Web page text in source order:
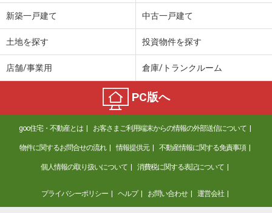
新築一戸建て 中古一戸建て
土地を探す 投資物件を探す
店舗/事業用 倉庫/トランクルーム
PC版へ
goo住宅・不動産とは お客さまご利用端末からの情報の外部送信について
物件に関するお問合せの流れ 情報提供元 不動産情報に関する免責事項
個人情報の取り扱いについて 消費税に関する表記について
プライバシーポリシー ヘルプ お問い合わせ 運営会社